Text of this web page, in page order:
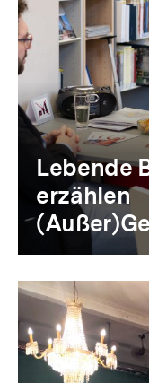
Lebende
erzählen